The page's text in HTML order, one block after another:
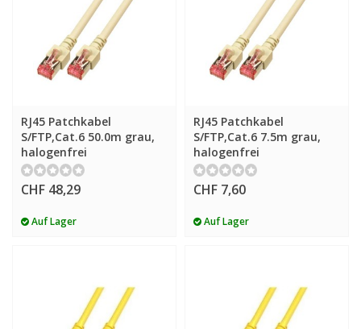
RJ45 Patchkabel
S/FTP,Cat.6 50.0m grau,
halogenfrei
CHF 48,29
Auf Lager
RJ45 Patchkabel
S/FTP,Cat.6 7.5m grau,
halogenfrei
CHF 7,60
Auf Lager